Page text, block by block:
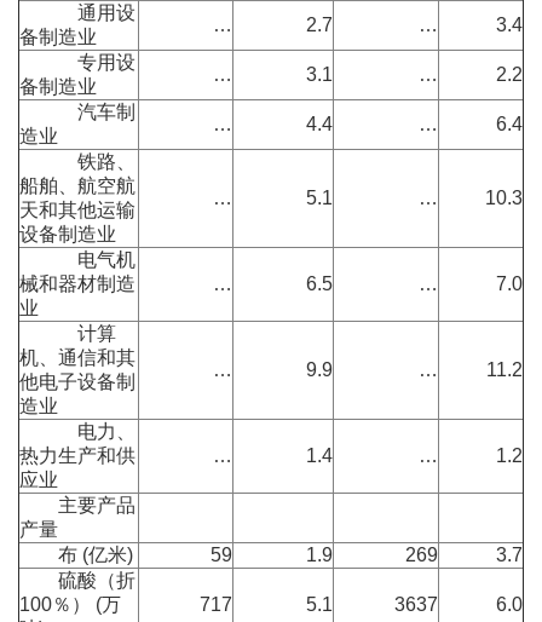
通用设
备制造业
… 2.7 …
3.4
专用设
备制造业
… 3.1 …
2.2
汽车制
造业
… 4.4 …
6.4
铁路、
船舶、航空航
天和其他运输
设备制造业
… 5.1 … 10.3
电气机
械和器材制造
业
… 6.5 … 7.0
计算
机、通信和其
他电子设备制
造业
… 9.9 … 11.2
电力、
热力生产和供
应业
… 1.4 … 1.2
主要产品
产量
布 (亿米)
59 1.9 269
3.7
硫酸（折
100％） (万
717 5.1 3637 6.0